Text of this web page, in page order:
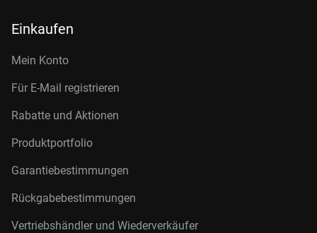
Einkaufen
Mein Konto
Für E-Mail registrieren
Rabatte und Aktionen
Produktportfolio
Garantiebestimmungen
Rückgabebestimmungen
Vertriebshändler und Wiederverkäufer